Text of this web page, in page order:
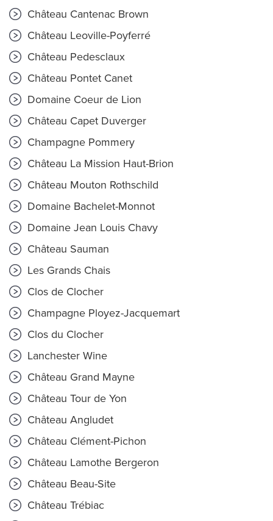
Château Cantenac Brown
Château Leoville-Poyferré
Château Pedesclaux
Château Pontet Canet
Domaine Coeur de Lion
Château Capet Duverger
Champagne Pommery
Château La Mission Haut-Brion
Château Mouton Rothschild
Domaine Bachelet-Monnot
Domaine Jean Louis Chavy
Château Sauman
Les Grands Chais
Clos de Clocher
Champagne Ployez-Jacquemart
Clos du Clocher
Lanchester Wine
Château Grand Mayne
Château Tour de Yon
Château Angludet
Château Clément-Pichon
Château Lamothe Bergeron
Château Beau-Site
Château Trébiac